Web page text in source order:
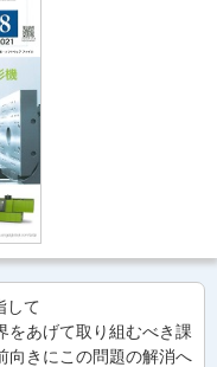
して
をあげて取り組むべき課
向きにこの問題の解消へ